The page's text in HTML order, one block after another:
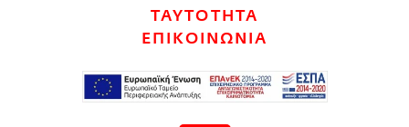
ΤΑΥΤΟΤΗΤΑ
ΕΠΙΚΟΙΝΩΝΙΑ